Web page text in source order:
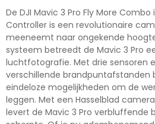
De DJI Mavic 3 Pro Fly More Combo
Controller is een revolutionaire
meeneemt naar ongekende
systeem betreedt de Mavic 3 Pro
luchtfotografie. Met drie sensoren
verschillende brandpuntafstanden
eindeloze mogelijkheden om de
leggen. Met een Hasselblad
levert de Mavic 3 Pro verbluffende